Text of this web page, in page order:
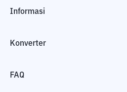
Informasi
Konverter
FAQ